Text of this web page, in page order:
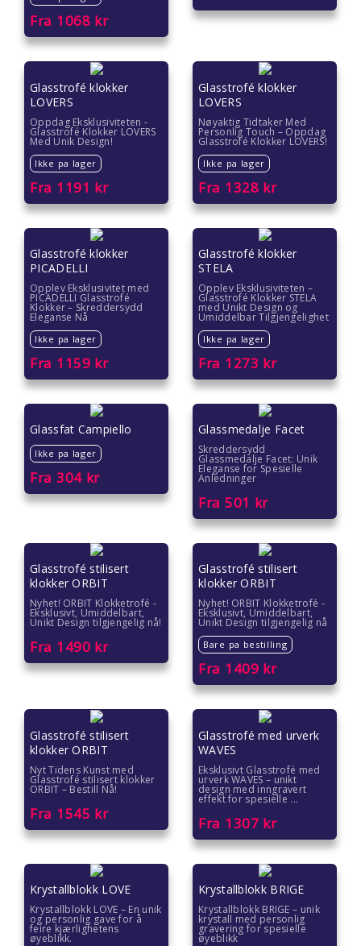
Fra 1068 kr
Glasstrofé klokker
LOVERS
Oppdag Eksklusiviteten -
Glasstrofé Klokker LOVERS
Med Unik Design!
Ikke pa lager
Fra 1191 kr
Glasstrofé klokker
LOVERS
Nøyaktig Tidtaker Med
Personlig Touch – Oppdag
Glasstrofé Klokker LOVERS!
Ikke pa lager
Fra 1328 kr
Glasstrofé klokker
PICADELLI
Opplev Eksklusivitet med
PICADELLI Glasstrofé
Klokker – Skreddersydd
Eleganse Nå
Ikke pa lager
Fra 1159 kr
Glasstrofé klokker
STELA
Opplev Eksklusiviteten –
Glasstrofé Klokker STELA
med Unikt Design og
Umiddelbar Tilgjengelighet
Ikke pa lager
Fra 1273 kr
Glassfat Campiello
Ikke pa lager
Fra 304kr
Glassmedalje Facet
Skreddersydd
Glassmedalje Facet: Unik
Eleganse for Spesielle
Anledninger
Fra 501 kr
Glasstrofé stilisert
klokker ORBIT
Nyhet! ORBIT Klokketrofé -
Eksklusivt, Umiddelbart,
Unikt Design tilgjengelig nå!
Fra 1490 kr
Glasstrofé stilisert
klokker ORBIT
Nyhet! ORBIT Klokketrofé -
Eksklusivt, Umiddelbart,
Unikt Design tilgjengelig nå
Bare pa bestilling
Fra 1409 kr
Glasstrofé stilisert
klokker ORBIT
Nyt Tidens Kunst med
Glasstrofé stilisert klokker
ORBIT – Bestill Nå!
Fra 1545 kr
Glasstrofé med urverk
WAVES
Eksklusivt Glasstrofé med
urverk WAVES – unikt
design med inngravert
effekt for spesielle ...
Fra 1307 kr
Krystallblokk LOVE
Krystallblokk LOVE – En unik
og personlig gave for å
feire kjærlighetens
øyeblikk.
Krystallblokk BRIGE
Krystallblokk BRIGE – unik
krystall med personlig
gravering for spesielle
øyeblikk